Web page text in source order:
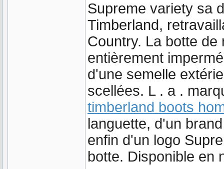
Supreme variety sa
Timberland,
Country. La botte
entièrement
d'une semelle
scellées. L . a .
timberland boots
languette, d'un
enfin d'un logo
botte. Disponible en